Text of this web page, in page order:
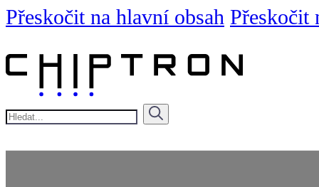
Přeskočit na hlavní obsah Přeskočit
Hledat